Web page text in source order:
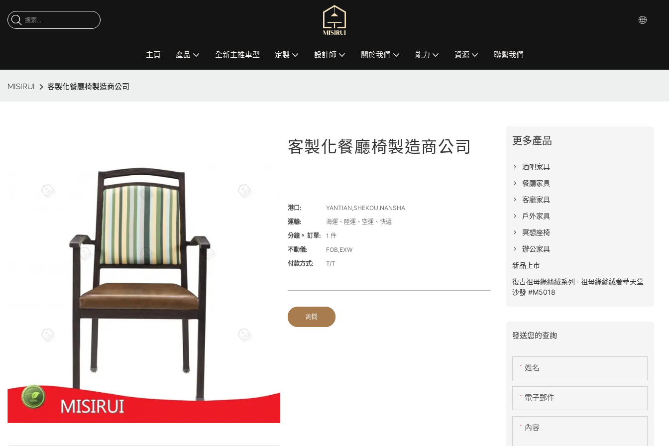
主頁 產品 全新主推車型 定製 設計師 關於我們 能力 資源 聯繫我們
MISIRUI 客製化餐廳椅製造商公司
客製化餐廳椅製造商公司
港口:
YANTIAN,SHEKOU,NANSHA
運輸:
海運、陸運、空運、快遞
分鐘。 訂單:
1 件
不動儀:
FOB,EXW
付款方式:
T/T
詢問
更多產品
酒吧家具
餐廳家具
客廳家具
戶外家具
冥想座椅
辦公家具
新品上市
復古祖母綠絲絨系列 · 祖母綠絲絨奢華天堂
沙發 #M5018
發送您的查詢
姓名
電子郵件
內容